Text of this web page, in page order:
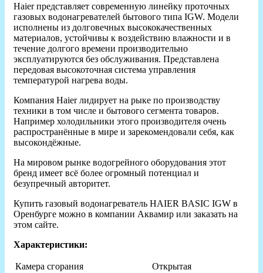
Haier представляет современную линейку проточных
газовых водонагревателей бытового типа IGW. Модели
исполнены из долговечных высококачественных
материалов, устойчивы к воздействию влажности и в
течение долгого времени производительно
эксплуатируются без обслуживания. Представлена
передовая высокоточная система управления
температурой нагрева воды.
Компания Haier лидирует на рыке по производству
техники в том числе и бытового сегмента товаров.
Например холодильники этого производителя очень
распространённые в мире и зарекомендовали себя, как
высокондёжные.
На мировом рынке водогрейного оборудования этот
бренд имеет всё более огромный потенциал и
безупречный авторитет.
Купить газовый водонагреватель HAIER BASIC IGW в
Оренбурге можно в компании Аквамир или заказать на
этом сайте.
Характеристики:
Камера сгорания
Открытая